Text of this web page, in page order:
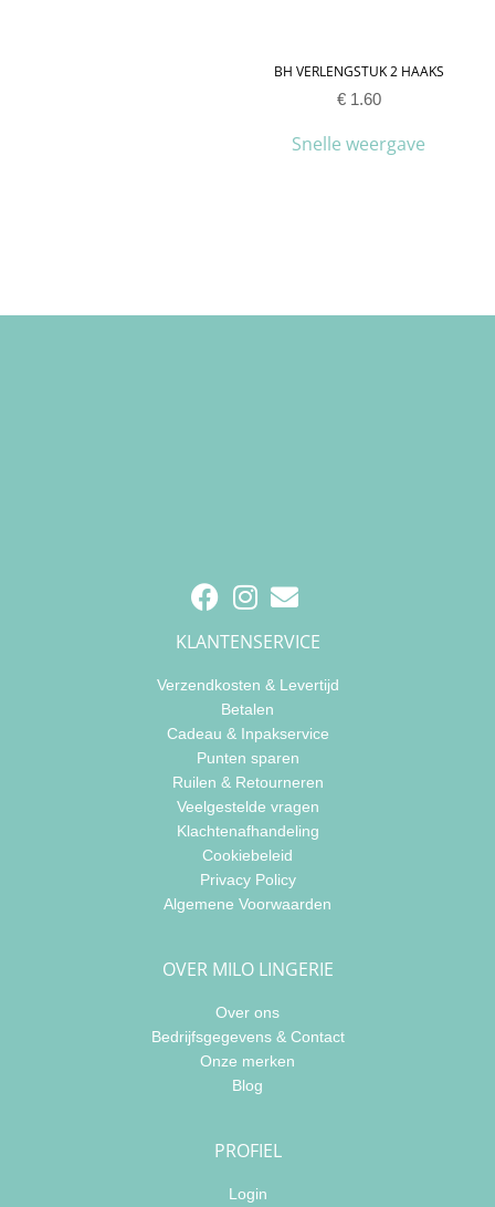
BH VERLENGSTUK 2 HAAKS
€1.60
Snelle weergave
KLANTENSERVICE
Verzendkosten & Levertijd
Betalen
Cadeau & Inpakservice
Punten sparen
Ruilen & Retourneren
Veelgestelde vragen
Klachtenafhandeling
Cookiebeleid
Privacy Policy
Algemene Voorwaarden
OVER MILO LINGERIE
Over ons
Bedrijfsgegevens & Contact
Onze merken
Blog
PROFIEL
Login